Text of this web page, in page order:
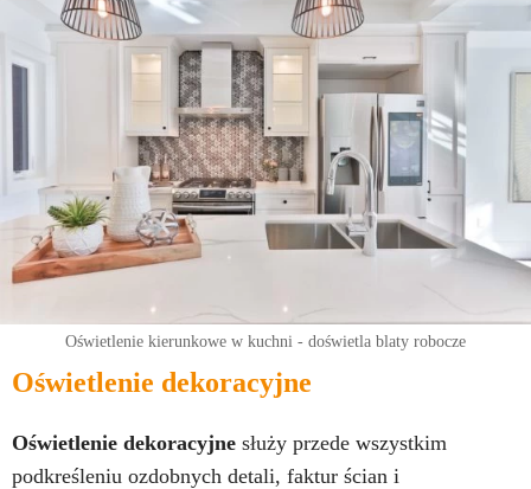
Oświetlenie kierunkowe w kuchni - doświetla blaty robocze
Oświetlenie dekoracyjne
Oświetlenie dekoracyjne służy przede wszystkim
podkreśleniu ozdobnych detali, faktur ścian i